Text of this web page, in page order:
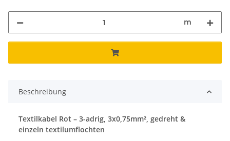
m
Beschreibung
Textilkabel Rot – 3-adrig, 3x0,75mm², gedreht &
einzeln textilumflochten